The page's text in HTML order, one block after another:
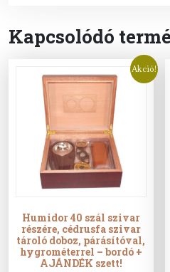
Kapcsolódó
Akció!
Humidor 40 szál szivar
részére, cédrusfa szivar
tároló doboz, párásítóval,
hygrométerrel – bordó +
AJÁNDÉK szett!